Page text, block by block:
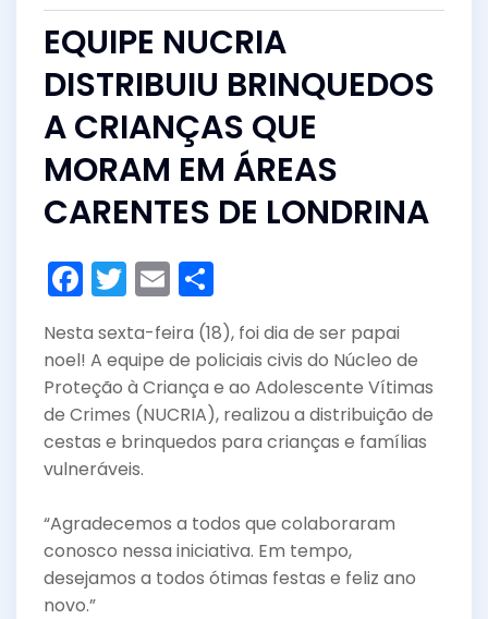
EQUIPE NUCRIA
DISTRIBUIU BRINQUEDOS
A CRIANÇAS QUE
MORAM EM ÁREAS
CARENTES DE LONDRINA
F
a
c
e
b
o
o
k
T
w
itt
er
E
m
ai
l
h
ar
e
Nesta sexta-feira (18), foi dia de ser papai
noel! A equipe de policiais civis do Núcleo de
Proteção à Criança e ao Adolescente Vítimas
de Crimes (NUCRIA), realizou a distribuição de
cestas e brinquedos para crianças e famílias
vulneráveis.
“Agradecemos a todos que colaboraram
conosco nessa iniciativa. Em tempo,
desejamos a todos ótimas festas e feliz ano
novo.”